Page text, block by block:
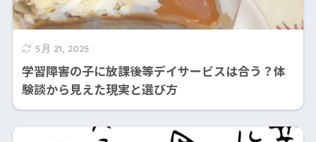
5月 21, 2025
学習障害の子に放課後等デイサービスは合う？体
験談から見えた現実と選び方